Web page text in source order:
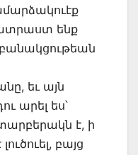
ենք
եւ այն
արել ես՝
է, ի
բայց